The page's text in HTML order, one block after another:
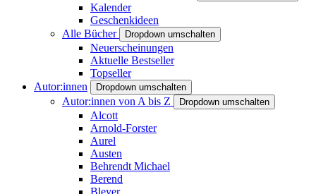
Kalender
Geschenkideen
Alle Bücher
Dropdown umschalten
Neuerscheinungen
Aktuelle Bestseller
Topseller
Autor:innen
Dropdown umschalten
Autor:innen von A bis Z Dropdown umschalten
Alcott
Arnold-Forster
Aurel
Austen
Behrendt Michael
Berend
Bleyer